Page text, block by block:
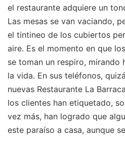
el restaurante adquiere un
Las mesas se van vaciando,
el tintineo de los cubiertos
aire. Es el momento en que
se toman un respiro, mirando
la vida. En sus teléfonos,
nuevas Restaurante La
los clientes han etiquetado,
vez más, han logrado que
este paraíso a casa, aunque